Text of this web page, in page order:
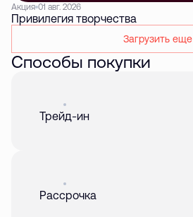
Акция 01 авг. 2026
Привилегия творчества
Загрузить еще
Способы покупки
Трейд-ин
Рассрочка